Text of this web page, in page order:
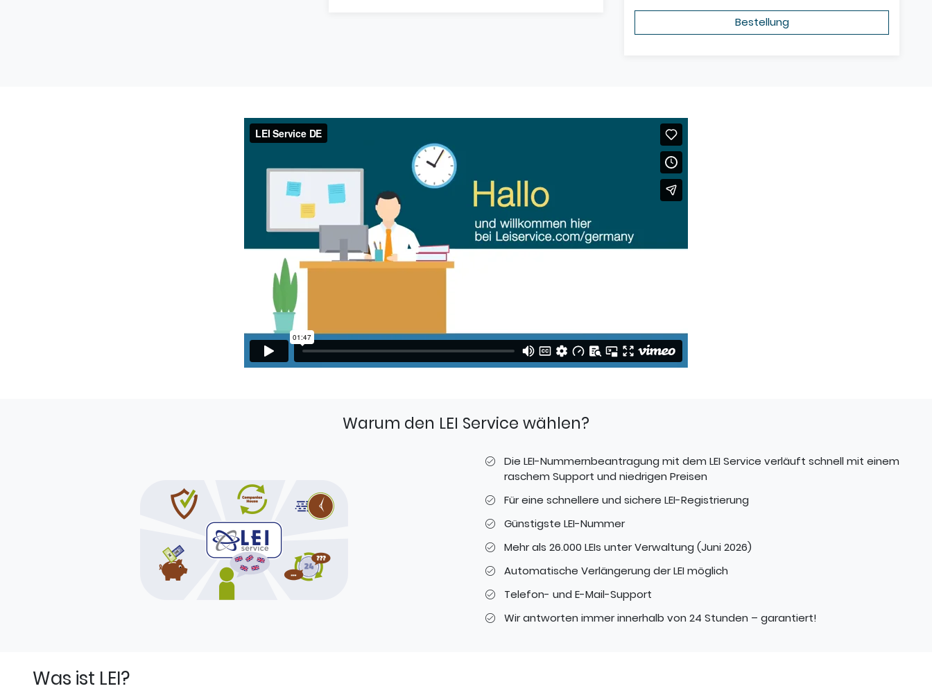
Bestellung
Warum den LEI Service wählen?
Die LEI-Nummernbeantragung mit dem LEI Service verläuft schnell mit einem
raschem Support und niedrigen Preisen
Für eine schnellere und sichere LEI-Registrierung
Günstigste LEI-Nummer
Mehr als 26.000 LEIs unter Verwaltung (Juni 2026)
Automatische Verlängerung der LEI möglich
Telefon- und E-Mail-Support
Wir antworten immer innerhalb von 24 Stunden – garantiert!
Was ist LEI?